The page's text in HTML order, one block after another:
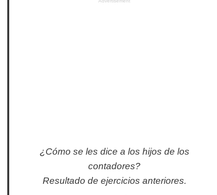
¿Cómo se les dice a los hijos de los
contadores?
Resultado de ejercicios anteriores.